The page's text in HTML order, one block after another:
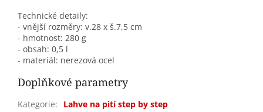
Technické detaily:
- vnější rozměry: v.28 x š.7,5 cm
- hmotnost: 280 g
- obsah: 0,5 l
- materiál: nerezová ocel
Doplňkové parametry
Kategorie:
Lahve na pití step by step